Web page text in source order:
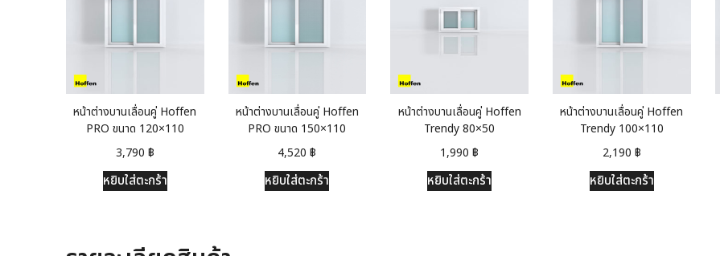
หน้าต่างบานเลื่อนคู่ Hoffen
PRO ขนาด 120×110
3,790 ฿
หยิบใส่ตะกร้า
หน้าต่างบานเลื่อนคู่ Hoffen
PRO ขนาด 150×110
4,520฿
หยิบใส่ตะกร้า
หน้าต่างบานเลื่อนคู่ Hoffen
Trendy 80×50
1,990฿
หยิบใส่ตะกร้า
หน้าต่างบานเลื่อนคู่ Hoffen
Trendy 100×110
2,190 ฿
หยิบใส่ตะกร้า